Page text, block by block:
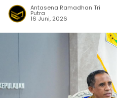
Antasena Ramadhan Tri
Putra
16 Juni, 2026